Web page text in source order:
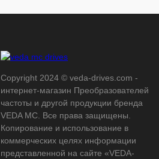
Copyright 2024 © veda-drives.com -
интернет-магазин Преобразователей
частоты и другой продукции бренда
VEDA MC. Все права защищены.
Копирование и использование в
коммерческих целях информации
представленной на сайте «VEDA-